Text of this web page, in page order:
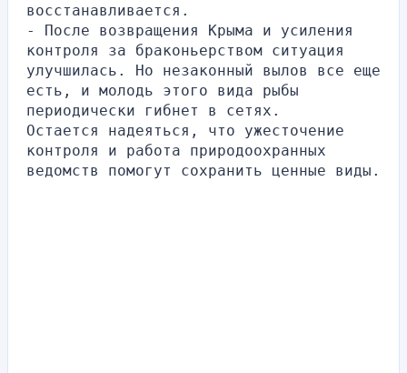
восстанавливается.
- После возвращения Крыма и усиления
контроля за браконьерством ситуация
улучшилась. Но незаконный вылов все еще
есть, и молодь этого вида рыбы
периодически гибнет в сетях.
Остается надеяться, что ужесточение
контроля и работа природоохранных
ведомств помогут сохранить ценные виды.